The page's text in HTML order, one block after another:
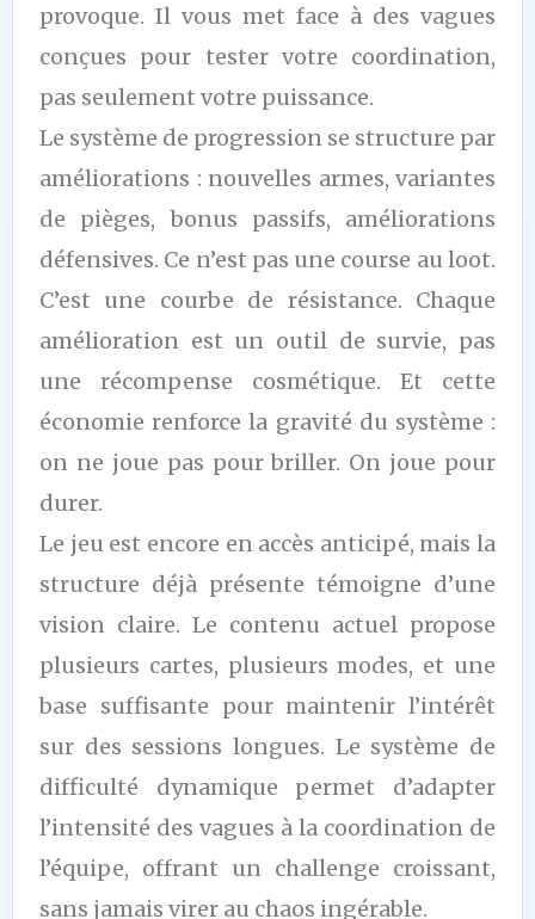
provoque. Il vous met face à des vagues
conçues pour tester votre coordination,
pas seulement votre puissance.
Le système de progression se structure par
améliorations : nouvelles armes, variantes
de pièges, bonus passifs, améliorations
défensives. Ce n’est pas une course au loot.
C’est une courbe de résistance. Chaque
amélioration est un outil de survie, pas
une récompense cosmétique. Et cette
économie renforce la gravité du système :
on ne joue pas pour briller. On joue pour
durer.
Le jeu est encore en accès anticipé, mais la
structure déjà présente témoigne d’une
vision claire. Le contenu actuel propose
plusieurs cartes, plusieurs modes, et une
base suffisante pour maintenir l’intérêt
sur des sessions longues. Le système de
difficulté dynamique permet d’adapter
l’intensité des vagues à la coordination de
l’équipe, offrant un challenge croissant,
sans jamais virer au chaos ingérable.